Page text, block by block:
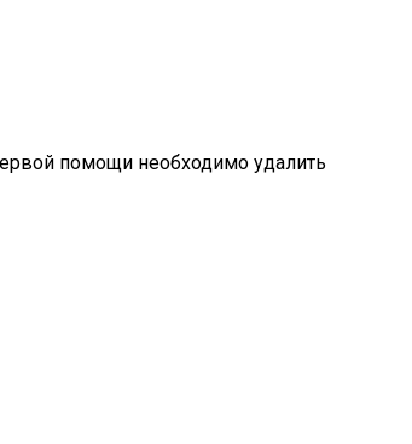
помощи необходимо удалить